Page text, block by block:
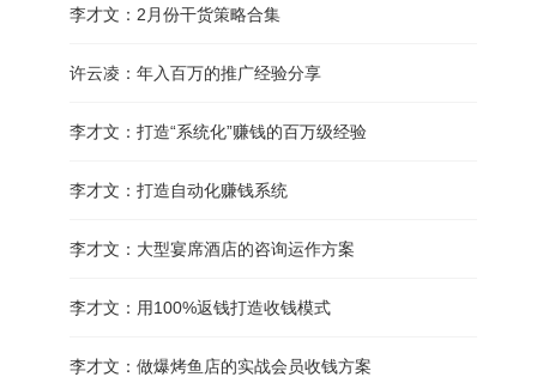
李才文：2月份干货策略合集
许云凌：年入百万的推广经验分享
李才文：打造“系统化”赚钱的百万级经验
李才文：打造自动化赚钱系统
李才文：大型宴席酒店的咨询运作方案
李才文：用100%返钱打造收钱模式
李才文：做爆烤鱼店的实战会员收钱方案